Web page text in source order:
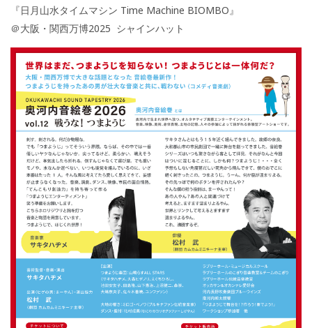
『日月山水タイムマシン Time Machine BIOMBO』
＠大阪・関西万博2025 シャインハット